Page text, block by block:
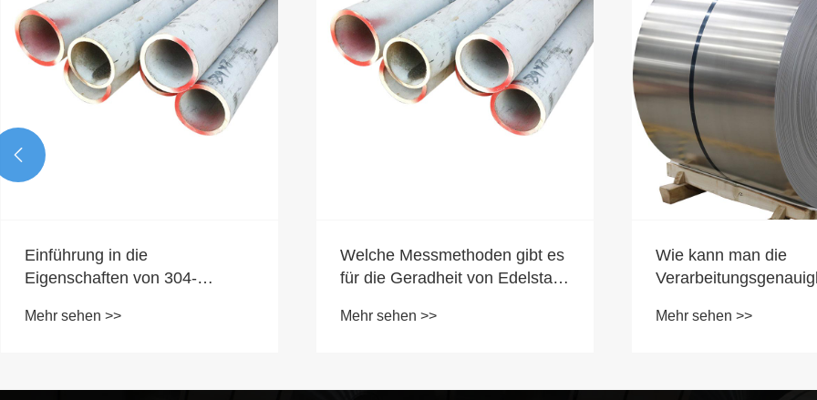
​Einführung in die
Eigenschaften von 304-
Mehr sehen >>
​Welche Messmethoden gibt es
für die Geradheit von Edelstahl
Mehr sehen >>
Wie kann man die
Was sind die
Mehr sehen >>
